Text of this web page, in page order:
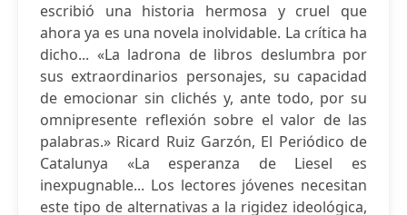
escribió una historia hermosa y cruel que
ahora ya es una novela inolvidable. La crítica ha
dicho... «La ladrona de libros deslumbra por
sus extraordinarios personajes, su capacidad
de emocionar sin clichés y, ante todo, por su
omnipresente reflexión sobre el valor de las
palabras.» Ricard Ruiz Garzón, El Periódico de
Catalunya «La esperanza de Liesel es
inexpugnable... Los lectores jóvenes necesitan
este tipo de alternativas a la rigidez ideológica,